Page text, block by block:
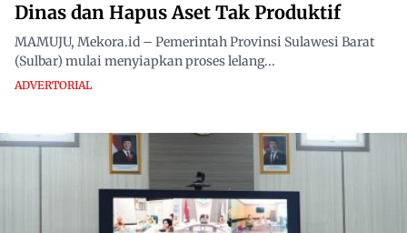
Dinas dan Hapus Aset Tak Produktif
MAMUJU, Mekora.id – Pemerintah Provinsi Sulawesi Barat
(Sulbar) mulai menyiapkan proses lelang...
ADVERTORIAL